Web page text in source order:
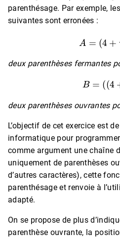
parenthésage. Par exemple,
suivantes sont erronées :
(
deux parenthèses fermantes
B ( 4+
deux parenthèses ouvrantes
L’objectif de cet exercice est
informatique pour
comme argument une chaîne
uniquement de parenthèses
d’autres caractères), cette
parenthésage et renvoie à
adapté.
On se propose de plus
parenthèse ouvrante, la